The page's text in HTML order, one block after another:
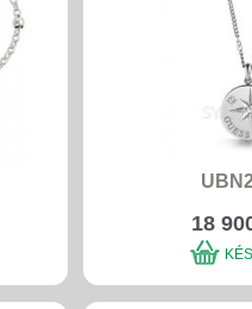
18